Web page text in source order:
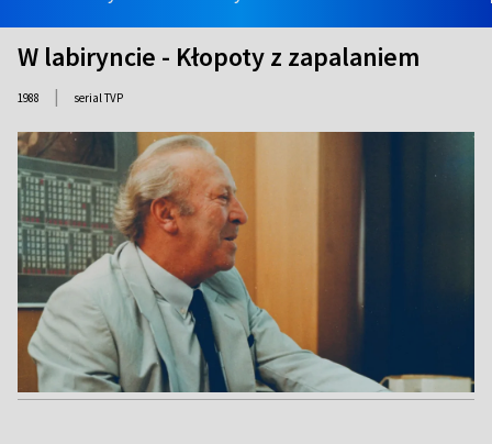
W labiryncie - Kłopoty z zapalaniem
1988 | serial TVP